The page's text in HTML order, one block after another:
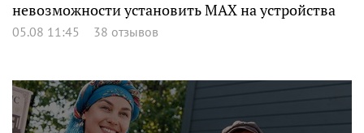
невозможности установить MAX на устройства
05.08 11:45 38 отзывов